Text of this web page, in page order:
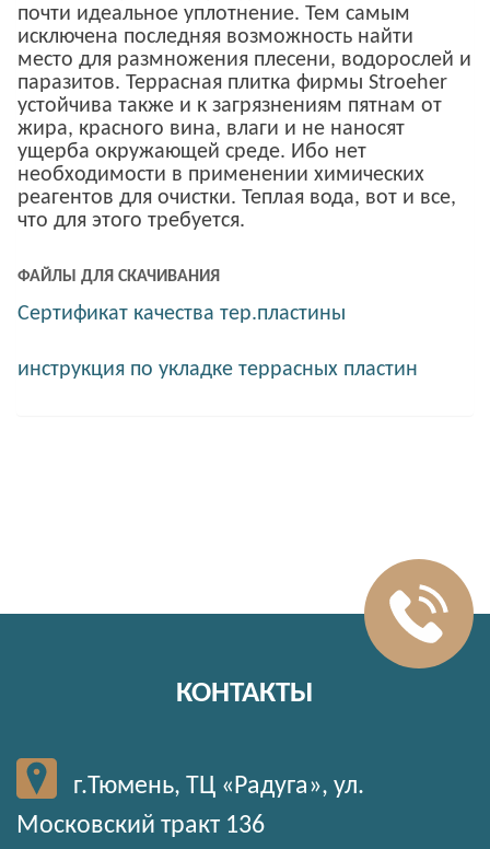
почти идеальное уплотнение. Тем самым
исключена последняя возможность найти
место для размножения плесени, водорослей и
паразитов. Террасная плитка фирмы Stroeher
устойчива также и к загрязнениям пятнам от
жира, красного вина, влаги и не наносят
ущерба окружающей среде. Ибо нет
необходимости в применении химических
реагентов для очистки. Теплая вода, вот и все,
что для этого требуется.
ФАЙЛЫ ДЛЯ СКАЧИВАНИЯ
Сертификат качества тер.пластины
инструкция по укладке террасных пластин
КОНТАКТЫ
г.Тюмень, ТЦ «Радуга», ул.
Московский тракт 136